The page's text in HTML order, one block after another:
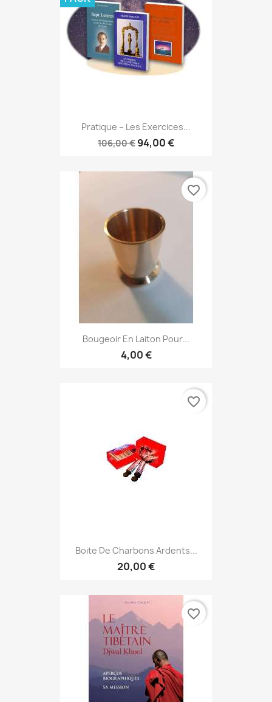
Pratique – Les Exercices...
106,00 € 94,00 €
Bougeoir En Laiton Pour...
4,00 €
favorite_border
Boite De Charbons Ardents...
20,00 €
favorite_border
favorite_border